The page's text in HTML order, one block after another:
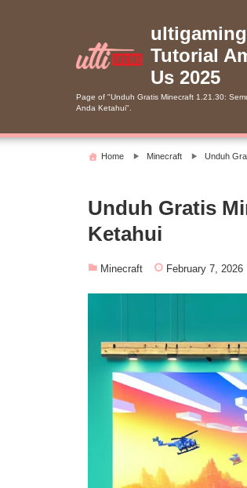
Tutorial
Us 2025
Page of "Unduh Gratis Minecraft 1.21.30:
Anda Ketahui".
Home Minecraft Unduh
Unduh Gratis
Ketahui
Minecraft February 7, 2026